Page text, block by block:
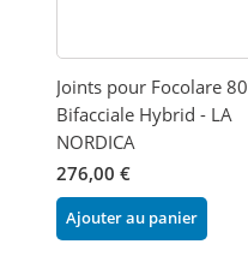
Joints pour Focolare 80
Bifacciale Hybrid - LA
NORDICA
276,00 €
Ajouter au panier